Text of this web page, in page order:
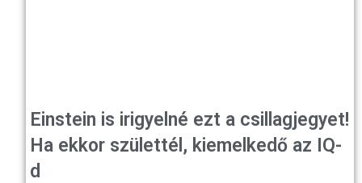
Einstein is irigyelné ezt a csillagjegyet!
Ha ekkor születtél, kiemelkedő az IQ-
d